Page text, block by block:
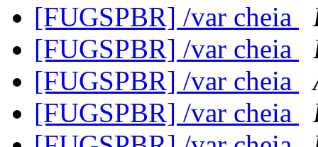
[FUGSPBR] /var cheia
[FUGSPBR] /var cheia
[FUGSPBR] /var cheia
[FUGSPBR] /var cheia